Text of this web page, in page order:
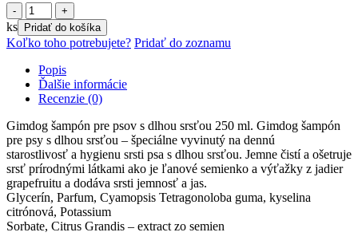
množstvo
GIMDOG
šampón
dlhá
250ml
ks Pridať do košíka
Koľko toho potrebujete? Pridať do zoznamu
Popis
Ďalšie informácie
Recenzie (0)
Gimdog šampón pre psov s dlhou srsťou 250 ml. Gimdog šampón
pre psy s dlhou srsťou – špeciálne vyvinutý na dennú
starostlivosť a hygienu srsti psa s dlhou srsťou. Jemne čistía ošetruje
srsť prírodnými látkami ako je ľanové semienko a výťažky z jadier
grapefruitu a dodáva srsti jemnosť a jas.
Glycerín, Parfum, Cyamopsis Tetragonoloba guma, kyselina
citrónová, Potassium
Sorbate, Citrus Grandis – extract zo semien